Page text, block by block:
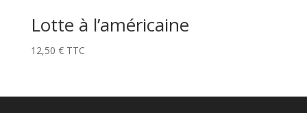
Lotte à l’américaine
12,50 € TTC